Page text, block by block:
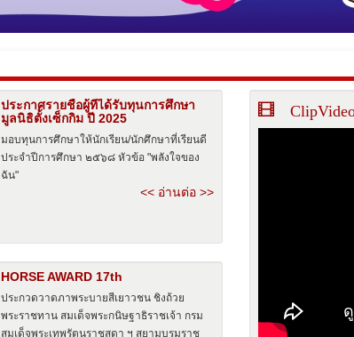
ประกาศรายชื่อผู้ที่ได้รับทุนการศึกษา
มูลนิธิตั้งเซ็กกิม ปี 2025
มอบทุนการศึกษาให้นักเรียน/นักศึกษาที่เรียนดี
ประจำปีการศึกษา ๒๕๖๘ หัวข้อ "พลังใจของ
ฉัน"
<< อ่านต่อ >>
HORSE AWARD 17th
ประกวดวาดภาพระบายสีเยาวชน ชิงถ้วย
พระราชทาน สมเด็จพระกนิษฐาธิราชเจ้า กรม
สมเด็จพระเทพรัตนราชสุดา ฯ สยามบรมราช
ClipVideo